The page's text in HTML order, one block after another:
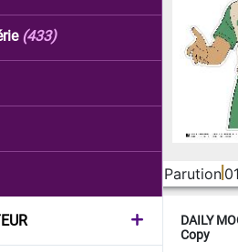
(433)
Parution
DAILY
Copy